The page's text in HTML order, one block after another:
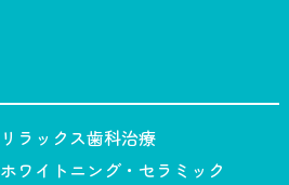
リラックス歯科治療
ホワイトニング・セラミック